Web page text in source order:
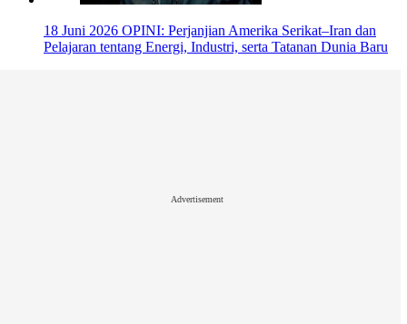
18 Juni 2026 OPINI: Perjanjian Amerika Serikat–Iran dan
Pelajaran tentang Energi, Industri, serta Tatanan Dunia Baru
Advertisement